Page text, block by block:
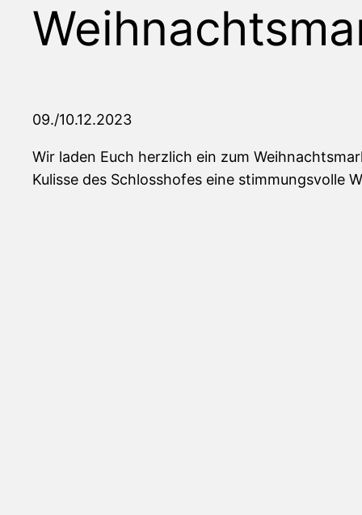
09./10.12.2023
Wir laden Euch herzlich ein zum
Kulisse des Schlosshofes eine stimmungsvolle